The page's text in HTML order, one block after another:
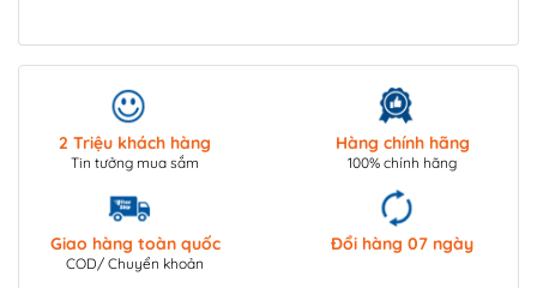
2 Triệu khách hàng
Tin tưởng mua sắm
Hàng chính hãng
100% chính hãng
Giao hàng toàn quốc
COD/ Chuyển khoản
Đổi hàng 07 ngày